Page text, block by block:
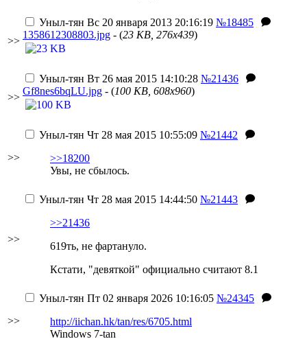
>>
Уныл-тян Вс 20 января 2013 20:16:19 №18485
1358612308803.jpg - (23 KB, 276x439)
>>
Уныл-тян Вт 26 мая 2015 14:10:28 №21436
Gf8nes6bqLU.jpg - (100 KB, 608x960)
>>
Уныл-тян Чт 28 мая 2015 10:55:09 №21442
>>18200
Увы, не сбылось.
>>
Уныл-тян Чт 28 мая 2015 14:44:50 №21443
>>21436
619ть, не фартануло.
Кстати, "девяткой" официально считают 8.1
>>
Уныл-тян Пт 02 января 2026 10:16:05 №24345
http://iichan.hk/tan/res/6705.html
Windows 7-tan